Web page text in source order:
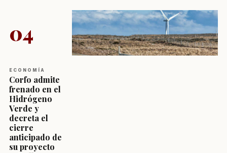
04
ECONOMÍA
Corfo admite
frenado en el
Hidrógeno
Verde y
decreta el
cierre
anticipado de
su proyecto